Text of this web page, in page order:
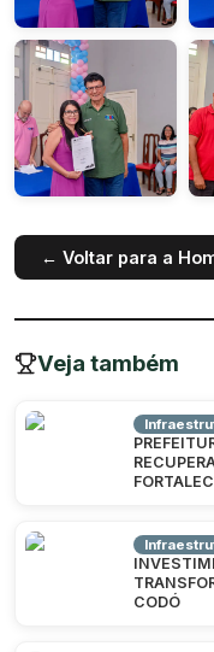
← Voltar para a
Veja também
CODÓ